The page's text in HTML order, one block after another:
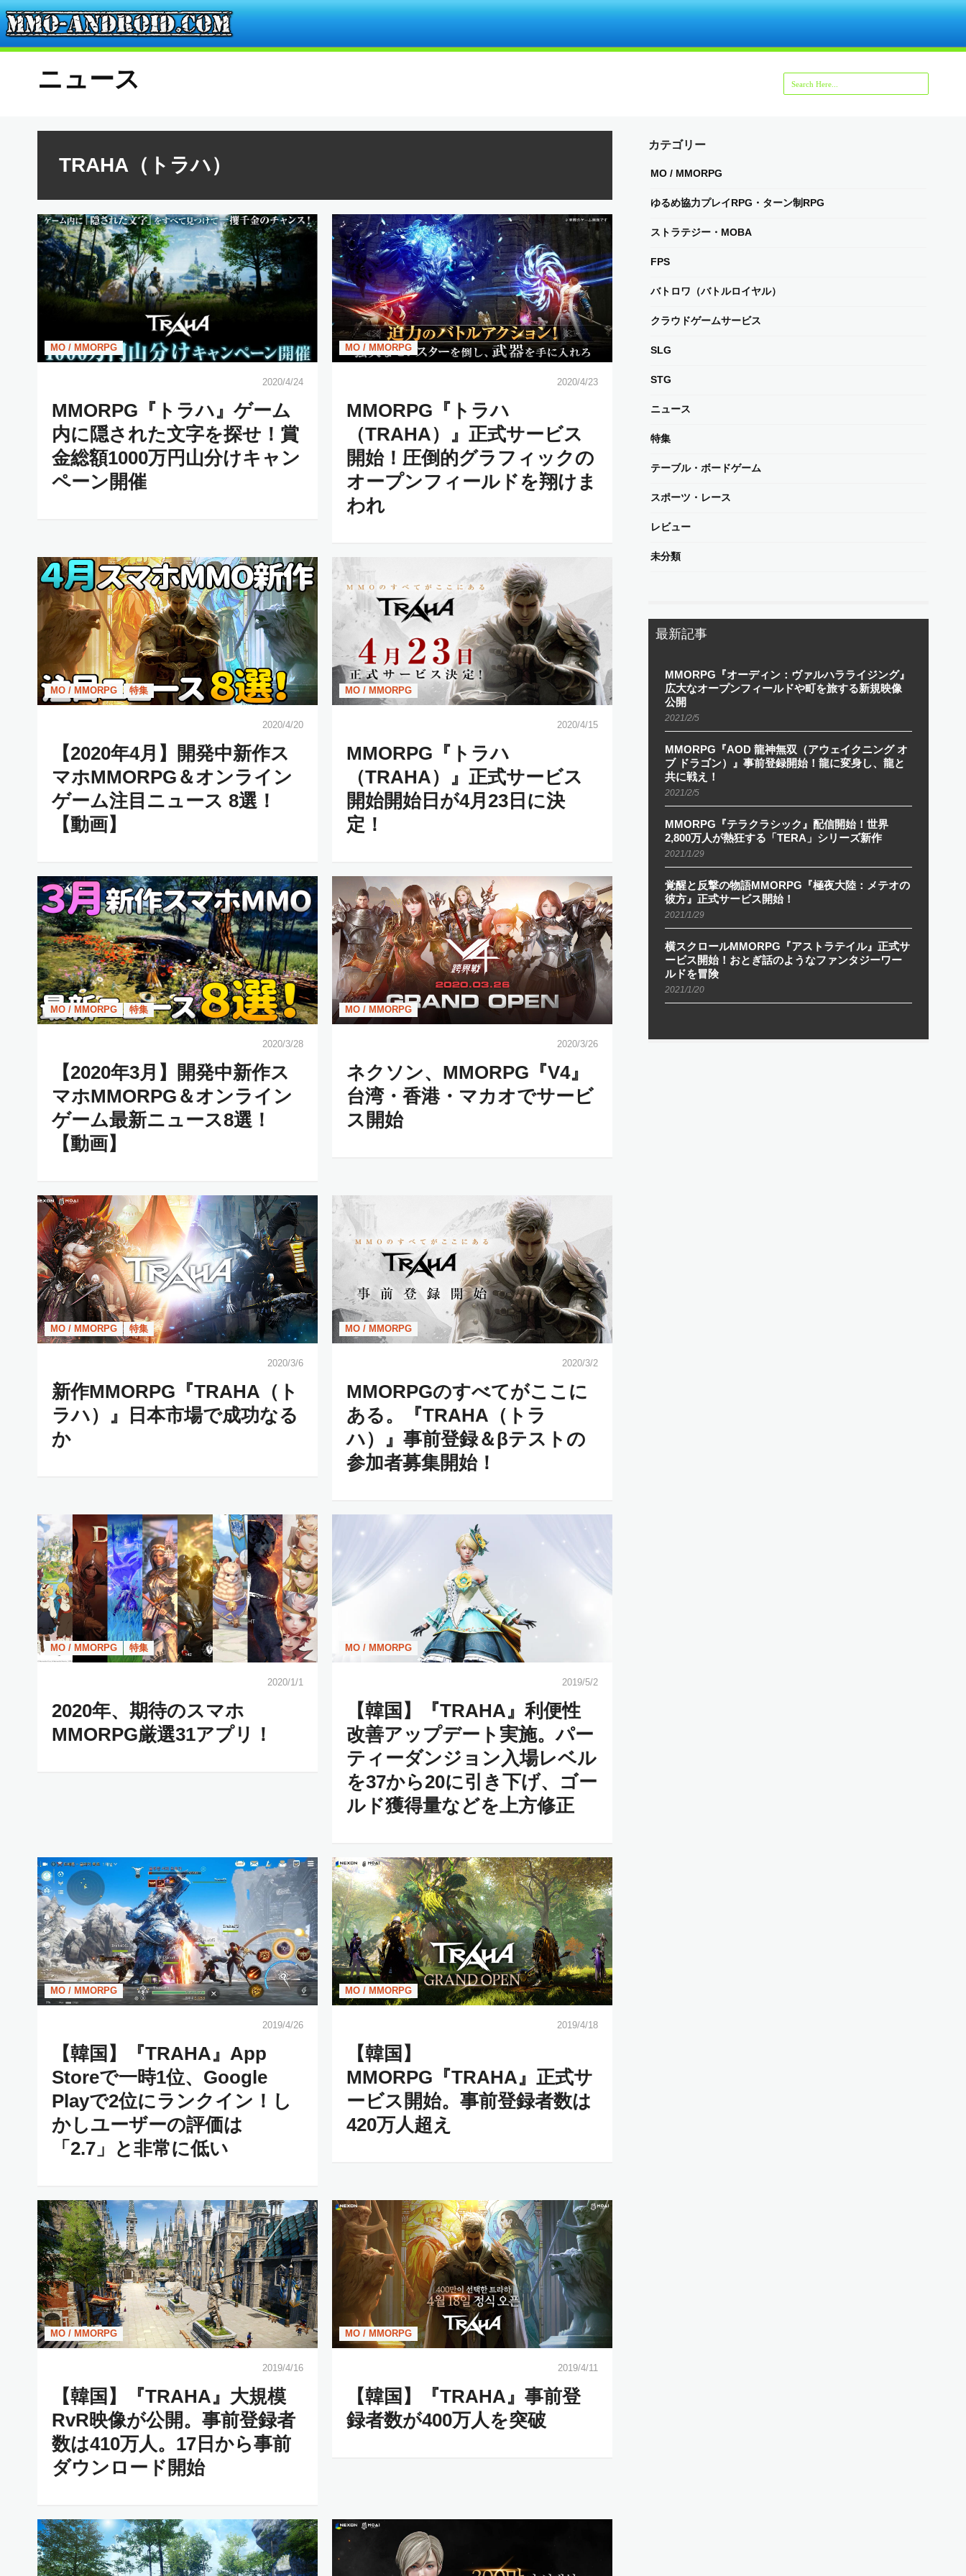
ニュース
TRAHA（トラハ）
MO / MMORPG
2020/4/24
MMORPG『トラハ』ゲーム
内に隠された文字を探せ！賞
金総額1000万円山分けキャン
ペーン開催
MO / MMORPG
2020/4/23
MMORPG『トラハ
（TRAHA）』正式サービス
開始！圧倒的グラフィックの
オープンフィールドを翔けま
われ
MO / MMORPG 特集
2020/4/20
【2020年4月】開発中新作ス
マホMMORPG＆オンライン
ゲーム注目ニュース 8選！
【動画】
MO / MMORPG
2020/4/15
MMORPG『トラハ
（TRAHA）』正式サービス
開始開始日が4月23日に決
定！
MO / MMORPG 特集
2020/3/28
【2020年3月】開発中新作ス
マホMMORPG＆オンライン
ゲーム最新ニュース8選！
【動画】
MO / MMORPG
2020/3/26
ネクソン、MMORPG『V4』
台湾・香港・マカオでサービ
ス開始
MO / MMORPG 特集
2020/3/6
新作MMORPG『TRAHA（ト
ラハ）』日本市場で成功なる
か
MO / MMORPG
2020/3/2
MMORPGのすべてがここに
ある。『TRAHA（トラ
ハ）』事前登録＆βテストの
参加者募集開始！
MO / MMORPG 特集
2020/1/1
2020年、期待のスマホ
MMORPG厳選31アプリ！
MO / MMORPG
2019/5/2
【韓国】『TRAHA』利便性
改善アップデート実施。パー
ティーダンジョン入場レベル
を37から20に引き下げ、ゴー
ルド獲得量などを上方修正
MO / MMORPG
2019/4/26
【韓国】『TRAHA』App
Storeで一時1位、Google
Playで2位にランクイン！し
かしユーザーの評価は
「2.7」と非常に低い
MO / MMORPG
2019/4/18
【韓国】
MMORPG『TRAHA』正式サ
ービス開始。事前登録者数は
420万人超え
MO / MMORPG
2019/4/16
【韓国】『TRAHA』大規模
RvR映像が公開。事前登録者
数は410万人。17日から事前
ダウンロード開始
MO / MMORPG
2019/4/11
【韓国】『TRAHA』事前登
録者数が400万人を突破
カテゴリー
MO / MMORPG
ゆるめ協力プレイRPG・ターン制RPG
ストラテジー・MOBA
FPS
バトロワ（バトルロイヤル）
クラウドゲームサービス
SLG
STG
ニュース
特集
テーブル・ボードゲーム
スポーツ・レース
レビュー
未分類
最新記事
MMORPG『オーディン：ヴァルハラライジング』
広大なオープンフィールドや町を旅する新規映像
公開
2021/2/5
MMORPG『AOD 龍神無双（アウェイクニング オ
ブ ドラゴン）』事前登録開始！龍に変身し、龍と
共に戦え！
2021/2/5
MMORPG『テラクラシック』配信開始！世界
2,800万人が熱狂する「TERA」シリーズ新作
2021/1/29
覚醒と反撃の物語MMORPG『極夜大陸：メテオの
彼方』正式サービス開始！
2021/1/29
横スクロールMMORPG『アストラテイル』正式サ
ービス開始！おとぎ話のようなファンタジーワー
ルドを冒険
2021/1/20